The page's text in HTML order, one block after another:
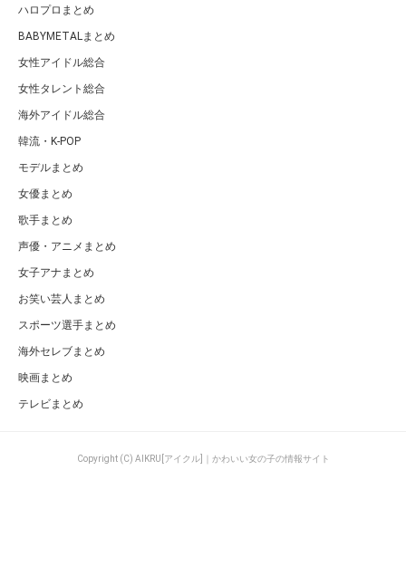
ハロプロまとめ
BABYMETALまとめ
女性アイドル総合
女性タレント総合
海外アイドル総合
韓流・K-POP
モデルまとめ
女優まとめ
歌手まとめ
声優・アニメまとめ
女子アナまとめ
お笑い芸人まとめ
スポーツ選手まとめ
海外セレブまとめ
映画まとめ
テレビまとめ
Copyright (C) AIKRU[アイクル]｜かわいい女の子の情報サイト